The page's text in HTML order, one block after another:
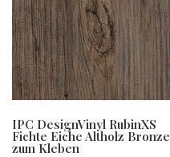
IPC DesignVinyl RubinXS
Fichte Eiche Altholz Bronze
zum Kleben